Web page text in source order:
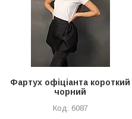
Фартух офіціанта короткий
чорний
6087